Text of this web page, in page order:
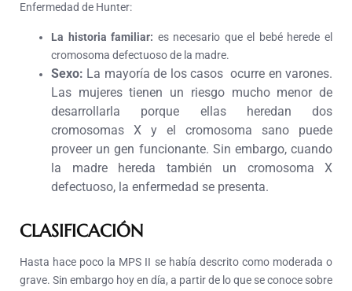
Enfermedad de Hunter:
La historia familiar: es necesario que el bebé herede el
cromosoma defectuoso de la madre.
Sexo: La mayoría de los casos ocurre en varones.
Las mujeres tienen un riesgo mucho menor de
desarrollarla porque ellas heredan dos
cromosomas X y el cromosoma sano puede
proveer un gen funcionante. Sin embargo, cuando
la madre hereda también un cromosoma X
defectuoso, la enfermedad se presenta.
CLASIFICACIÓN
Hasta hace poco la MPS II se había descrito como moderada o
grave. Sin embargo hoy en día, a partir de lo que se conoce sobre